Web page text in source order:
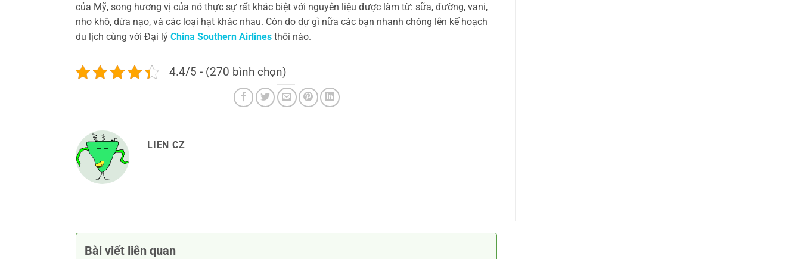
của Mỹ, song hương vị của nó thực sự rất khác biệt với nguyên liệu được làm từ: sữa, đường, vani,
nho khô, dừa nạo, và các loại hạt khác nhau. Còn do dự gì nữa các bạn nhanh chóng lên kế hoạch
du lịch cùng với Đại lý China Southern Airlines thôi nào.
4.4/5 - (270 bình chọn)
LIEN CZ
Bài viết liên quan